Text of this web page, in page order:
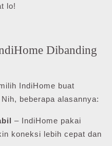
lo!
Dibanding
IndiHome buat
Nih, beberapa alasannya:
– IndiHome pakai
koneksi lebih cepat dan